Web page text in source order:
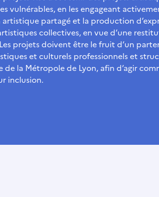
vulnérables, en les engageant
partagé et la production
collectives, en vue d’une
projets doivent être le fruit d’un
et culturels professionnels et
la Métropole de Lyon, afin d’agir
inclusion.